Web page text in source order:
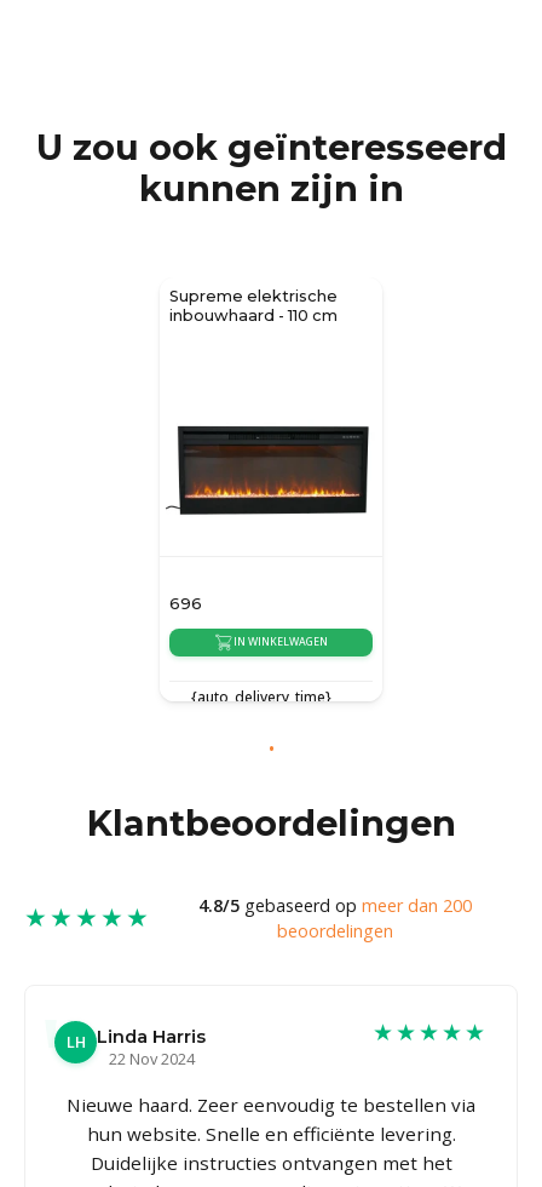
U zou ook geïnteresseerd
kunnen zijn in
Supreme elektrische
inbouwhaard - 110 cm
696
IN WINKELWAGEN
{auto_delivery_time}
Klantbeoordelingen
★★★★★ 4.8/5gebaseerd op meer dan 200
beoordelingen
LH
Linda Harris
22 Nov 2024
★★★★★
Nieuwe haard. Zeer eenvoudig te bestellen via
hun website. Snelle en efficiënte levering.
Duidelijke instructies ontvangen met het